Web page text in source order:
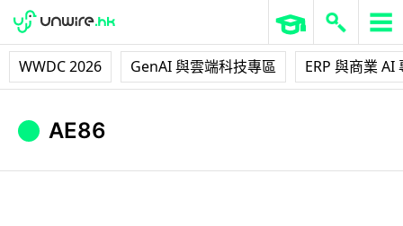
WWDC 2026 GenAI 與雲端科技專區 ERP 與商業 AI
AE86